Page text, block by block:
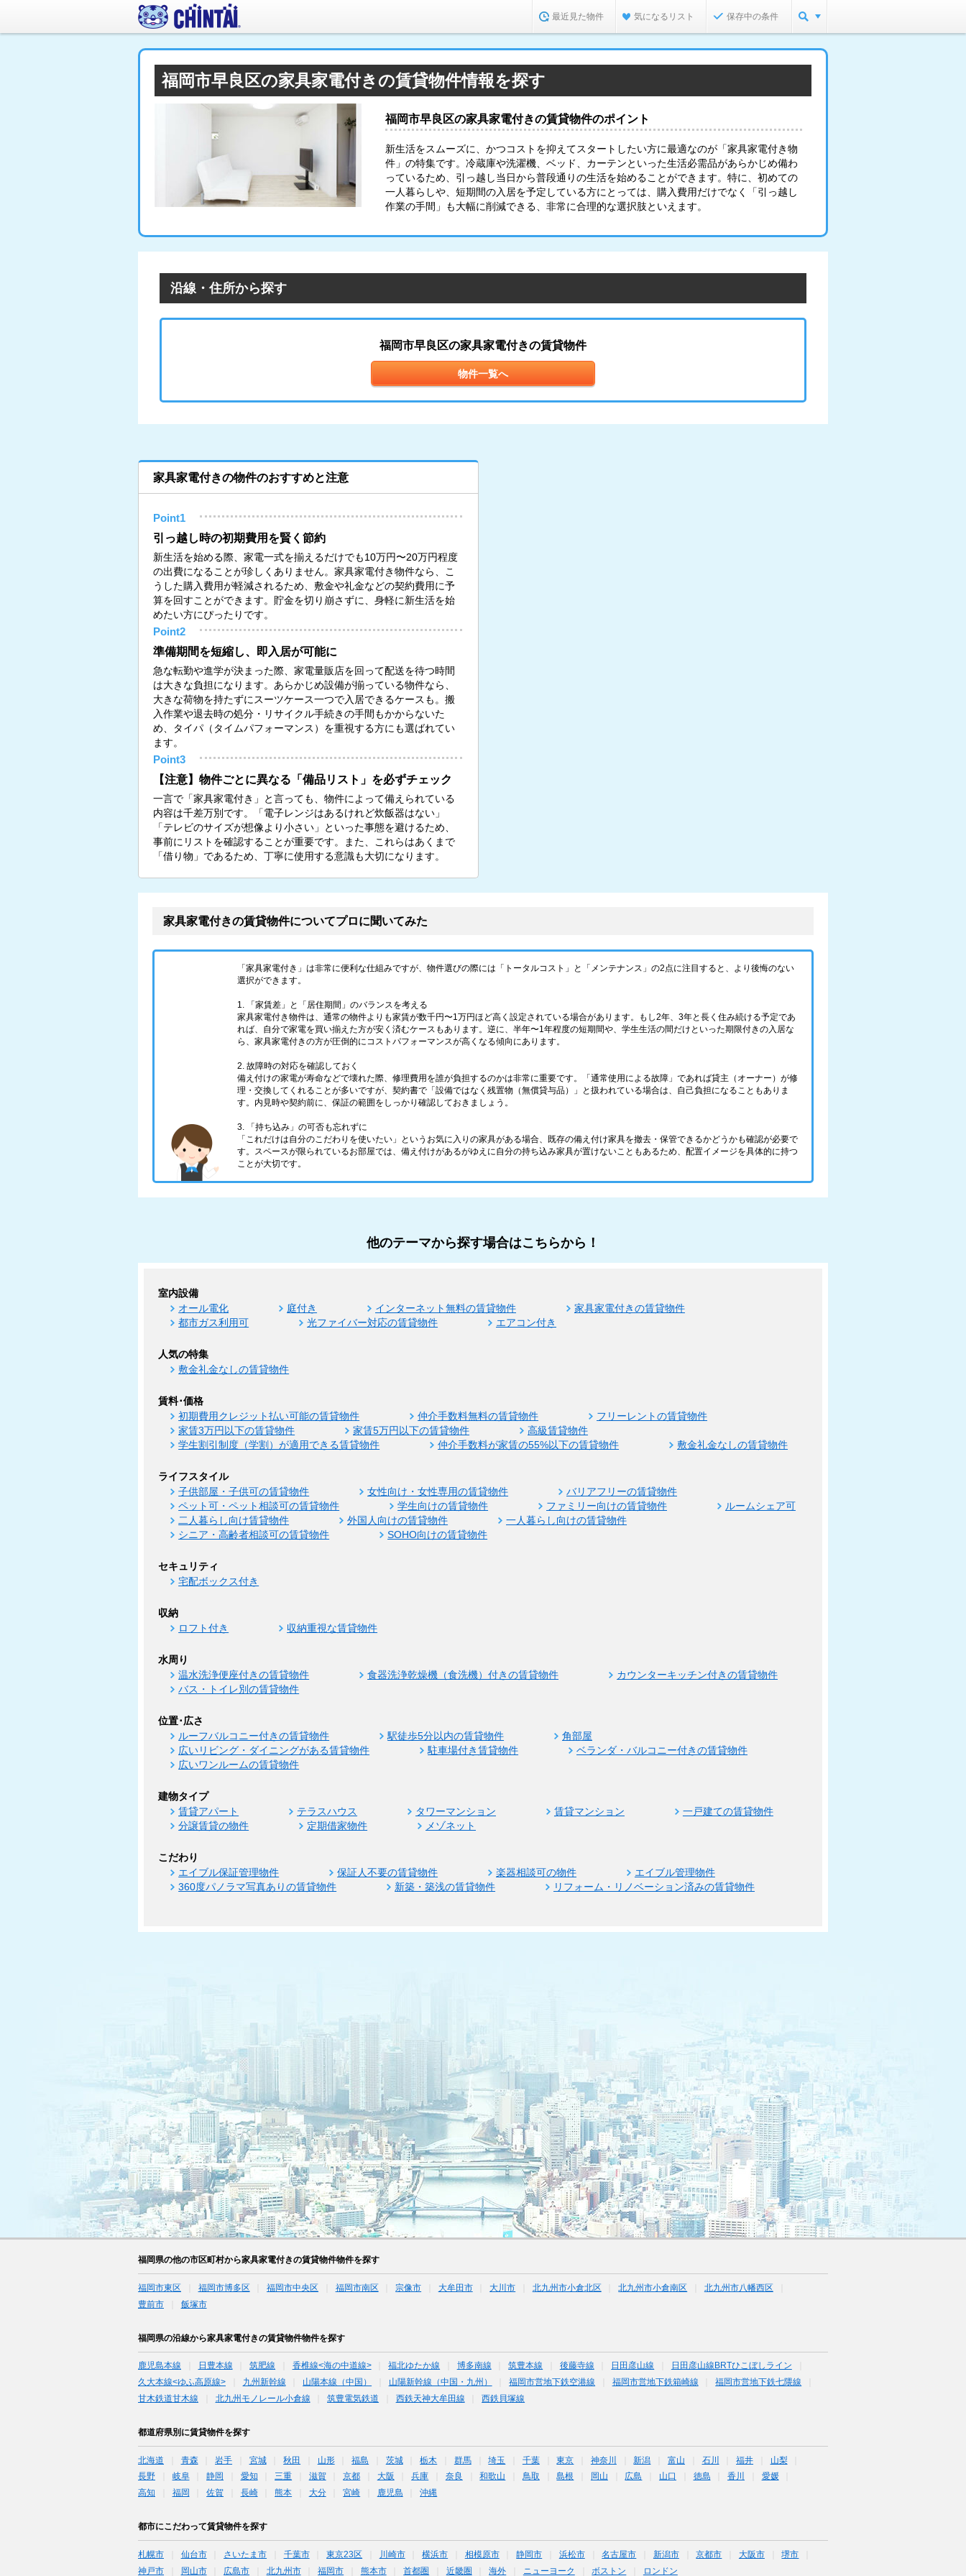
最近見た物件 気になるリスト 保存中の条件
福岡市早良区の家具家電付きの賃貸物件情報を探す
福岡市早良区の家具家電付きの賃貸物件のポイント
新生活をスムーズに、かつコストを抑えてスタートしたい方に最適なのが「家具家電付き物
件」の特集です。冷蔵庫や洗濯機、ベッド、カーテンといった生活必需品があらかじめ備わ
っているため、引っ越し当日から普段通りの生活を始めることができます。特に、初めての
一人暮らしや、短期間の入居を予定している方にとっては、購入費用だけでなく「引っ越し
作業の手間」も大幅に削減できる、非常に合理的な選択肢といえます。
沿線・住所から探す
福岡市早良区の家具家電付きの賃貸物件
物件一覧へ
家具家電付きの物件のおすすめと注意
Point1
引っ越し時の初期費用を賢く節約
新生活を始める際、家電一式を揃えるだけでも10万円〜20万円程度
の出費になることが珍しくありません。家具家電付き物件なら、こ
うした購入費用が軽減されるため、敷金や礼金などの契約費用に予
算を回すことができます。貯金を切り崩さずに、身軽に新生活を始
めたい方にぴったりです。
Point2
準備期間を短縮し、即入居が可能に
急な転勤や進学が決まった際、家電量販店を回って配送を待つ時間
は大きな負担になります。あらかじめ設備が揃っている物件なら、
大きな荷物を持たずにスーツケース一つで入居できるケースも。搬
入作業や退去時の処分・リサイクル手続きの手間もかからないた
め、タイパ（タイムパフォーマンス）を重視する方にも選ばれてい
ます。
Point3
【注意】物件ごとに異なる「備品リスト」を必ずチェック
一言で「家具家電付き」と言っても、物件によって備えられている
内容は千差万別です。「電子レンジはあるけれど炊飯器はない」
「テレビのサイズが想像より小さい」といった事態を避けるため、
事前にリストを確認することが重要です。また、これらはあくまで
「借り物」であるため、丁寧に使用する意識も大切になります。
家具家電付きの賃貸物件についてプロに聞いてみた
「家具家電付き」は非常に便利な仕組みですが、物件選びの際には「トータルコスト」と「メンテナンス」の2点に注目すると、より後悔のない
選択ができます。
1. 「家賃差」と「居住期間」のバランスを考える
家具家電付き物件は、通常の物件よりも家賃が数千円〜1万円ほど高く設定されている場合があります。もし2年、3年と長く住み続ける予定であ
れば、自分で家電を買い揃えた方が安く済むケースもあります。逆に、半年〜1年程度の短期間や、学生生活の間だけといった期限付きの入居な
ら、家具家電付きの方が圧倒的にコストパフォーマンスが高くなる傾向にあります。
2. 故障時の対応を確認しておく
備え付けの家電が寿命などで壊れた際、修理費用を誰が負担するのかは非常に重要です。「通常使用による故障」であれば貸主（オーナー）が修
理・交換してくれることが多いですが、契約書で「設備ではなく残置物（無償貸与品）」と扱われている場合は、自己負担になることもありま
す。内見時や契約前に、保証の範囲をしっかり確認しておきましょう。
3. 「持ち込み」の可否も忘れずに
「これだけは自分のこだわりを使いたい」というお気に入りの家具がある場合、既存の備え付け家具を撤去・保管できるかどうかも確認が必要で
す。スペースが限られているお部屋では、備え付けがあるがゆえに自分の持ち込み家具が置けないこともあるため、配置イメージを具体的に持つ
ことが大切です。
他のテーマから探す場合はこちらから！
室内設備
オール電化 庭付き インターネット無料の賃貸物件
家具家電付きの賃貸物件
都市ガス利用可
光ファイバー対応の賃貸物件 エアコン付き
人気の特集
敷金礼金なしの賃貸物件
賃料･価格
初期費用クレジット払い可能の賃貸物件 仲介手数料無料の賃貸物件
フリーレントの賃貸物件
家賃3万円以下の賃貸物件
家賃5万円以下の賃貸物件
高級賃貸物件
学生割引制度（学割）が適用できる賃貸物件
仲介手数料が家賃の55%以下の賃貸物件 敷金礼金なしの賃貸物件
ライフスタイル
子供部屋・子供可の賃貸物件 女性向け・女性専用の賃貸物件
バリアフリーの賃貸物件
ペット可・ペット相談可の賃貸物件
学生向けの賃貸物件 ファミリー向けの賃貸物件
ルームシェア可
二人暮らし向け賃貸物件
外国人向けの賃貸物件
一人暮らし向けの賃貸物件
シニア・高齢者相談可の賃貸物件
SOHO向けの賃貸物件
セキュリティ
宅配ボックス付き
収納
ロフト付き 収納重視な賃貸物件
水周り
温水洗浄便座付きの賃貸物件 食器洗浄乾燥機（食洗機）付きの賃貸物件
カウンターキッチン付きの賃貸物件
バス・トイレ別の賃貸物件
位置･広さ
ルーフバルコニー付きの賃貸物件 駅徒歩5分以内の賃貸物件
角部屋
広いリビング・ダイニングがある賃貸物件
駐車場付き賃貸物件
ベランダ・バルコニー付きの賃貸物件
広いワンルームの賃貸物件
建物タイプ
賃貸アパート テラスハウス タワーマンション 賃貸マンション
一戸建ての賃貸物件
分譲賃貸の物件
定期借家物件 メゾネット
こだわり
エイブル保証管理物件 保証人不要の賃貸物件 楽器相談可の物件
エイブル管理物件
360度パノラマ写真ありの賃貸物件
新築・築浅の賃貸物件 リフォーム・リノベーション済みの賃貸物件
福岡県の他の市区町村から家具家電付きの賃貸物件物件を探す
福岡市東区 福岡市博多区 福岡市中央区 福岡市南区 宗像市 大牟田市 大川市 北九州市小倉北区 北九州市小倉南区
北九州市八幡西区
豊前市
飯塚市
福岡県の沿線から家具家電付きの賃貸物件物件を探す
鹿児島本線 日豊本線 筑肥線 香椎線<海の中道線> 福北ゆたか線 博多南線 筑豊本線 後藤寺線 日田彦山線
日田彦山線BRTひこぼしライン
久大本線<ゆふ高原線>
九州新幹線 山陽本線（中国） 山陽新幹線（中国・九州） 福岡市営地下鉄空港線 福岡市営地下鉄箱崎線
福岡市営地下鉄七隈線
甘木鉄道甘木線
北九州モノレール小倉線 筑豊電気鉄道 西鉄天神大牟田線 西鉄貝塚線
都道府県別に賃貸物件を探す
北海道 青森 岩手 宮城 秋田 山形 福島 茨城 栃木 群馬 埼玉 千葉 東京 神奈川 新潟 富山 石川 福井
山梨
長野
岐阜 静岡 愛知 三重 滋賀 京都 大阪 兵庫 奈良 和歌山 鳥取 島根 岡山 広島 山口 徳島 香川
愛媛
高知
福岡 佐賀 長崎 熊本 大分 宮崎 鹿児島 沖縄
都市にこだわって賃貸物件を探す
札幌市 仙台市 さいたま市 千葉市 東京23区 川崎市 横浜市 相模原市 静岡市 浜松市 名古屋市 新潟市 京都市 大阪市
堺市
神戸市
岡山市 広島市 北九州市 福岡市 熊本市 首都圏 近畿圏 海外 ニューヨーク ボストン ロンドン